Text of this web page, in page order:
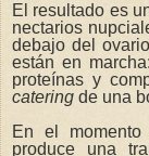
El resultado es
nectarios
debajo del
están en
proteínas y
catering de una
En el
produce una